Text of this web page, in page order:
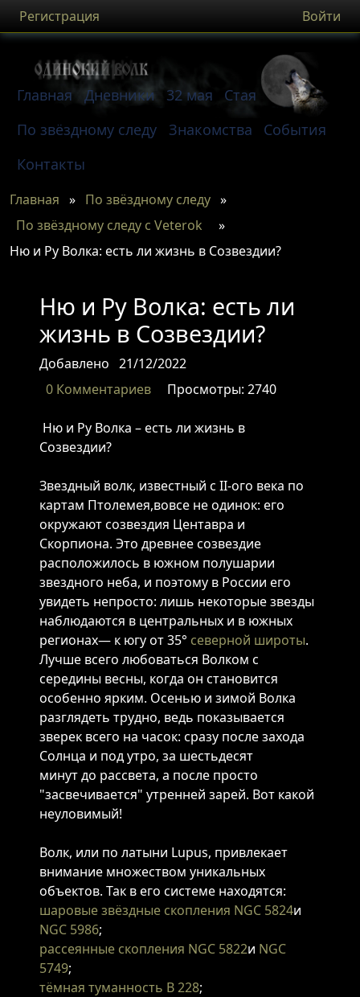
Регистрация Войти
Главная Дневники 32 мая
Стая
По звёздному следу
Знакомства
События
Контакты
Главная » По звёздному следу »
По звёздному следу с Veterok
»
Ню и Ру Волка: есть ли жизнь в Созвездии?
Ню и Ру Волка: есть ли
жизнь в Созвездии?
Добавлено
21/12/2022
0 Комментариев
Просмотры: 2740
Ню и Ру Волка – есть ли жизнь в
Созвездии?
Звездный волк, известный с II-ого века по
картам Птолемея,вовсе не одинок: его
окружают созвездия Центавра и
Скорпиона. Это древнее созвездие
расположилось в южном полушарии
звездного неба, и поэтому в России его
увидеть непросто: лишь некоторые звезды
наблюдаются в центральных и в южных
регионах— к югу от 35° северной широты.
Лучше всего любоваться Волком с
середины весны, когда он становится
особенно ярким. Осенью и зимой Волка
разглядеть трудно, ведь показывается
зверек всего на часок: сразу после захода
Солнца и под утро, за шестьдесят
минут до рассвета, а после просто
"засвечивается" утренней зарей. Вот какой
неуловимый!
Волк, или по латыни Lupus, привлекает
внимание множеством уникальных
объектов. Так в его системе находятся:
шаровые звёздные скопления NGC 5824и
NGC 5986;
рассеянные скопления NGC 5822и NGC
5749;
тёмная туманность B 228;